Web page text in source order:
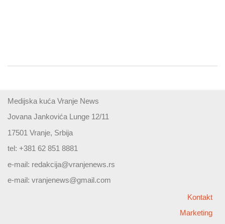
Medijska kuća Vranje News
Jovana Jankovića Lunge 12/11
17501 Vranje, Srbija
tel: +381 62 851 8881
e-mail: redakcija@vranjenews.rs
e-mail: vranjenews@gmail.com
Kontakt
Marketing